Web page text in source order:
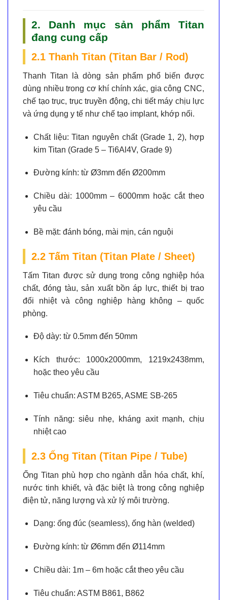
2. Danh mục sản phẩm Titan
đang cung cấp
2.1 Thanh Titan (Titan Bar / Rod)
Thanh Titan là dòng sản phẩm phổ biến được
dùng nhiều trong cơ khí chính xác, gia công CNC,
chế tạo trục, trục truyền động, chi tiết máy chịu lực
và ứng dụng y tế như chế tạo implant, khớp nối.
Chất liệu: Titan nguyên chất (Grade 1, 2), hợp
kim Titan (Grade 5 – Ti6Al4V, Grade 9)
Đường kính: từ Ø3mm đến Ø200mm
Chiều dài: 1000mm – 6000mm hoặc cắt theo
yêu cầu
Bề mặt: đánh bóng, mài mịn, cán nguội
2.2 Tấm Titan (Titan Plate / Sheet)
Tấm Titan được sử dụng trong công nghiệp hóa
chất, đóng tàu, sản xuất bồn áp lực, thiết bị trao
đổi nhiệt và công nghiệp hàng không – quốc
phòng.
Độ dày: từ 0.5mm đến 50mm
Kích thước: 1000x2000mm, 1219x2438mm,
hoặc theo yêu cầu
Tiêu chuẩn: ASTM B265, ASME SB-265
Tính năng: siêu nhẹ, kháng axit mạnh, chịu
nhiệt cao
2.3 Ống Titan (Titan Pipe / Tube)
Ống Titan phù hợp cho ngành dẫn hóa chất, khí,
nước tinh khiết, và đặc biệt là trong công nghiệp
điện tử, năng lượng và xử lý môi trường.
Dạng: ống đúc (seamless), ống hàn (welded)
Đường kính: từ Ø6mm đến Ø114mm
Chiều dài: 1m – 6m hoặc cắt theo yêu cầu
Tiêu chuẩn: ASTM B861, B862